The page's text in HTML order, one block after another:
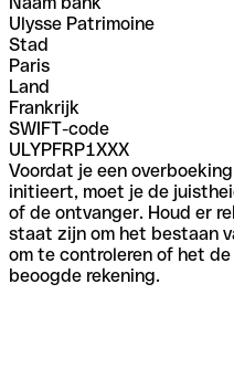
Ulysse Patrimoine
Stad
Paris
Land
Frankrijk
SWIFT-code
ULYPFRP1XXX
Voordat je een
initieert, moet je de
of de ontvanger. Houd er
staat zijn om het bestaan
om te controleren of het
beoogde rekening.